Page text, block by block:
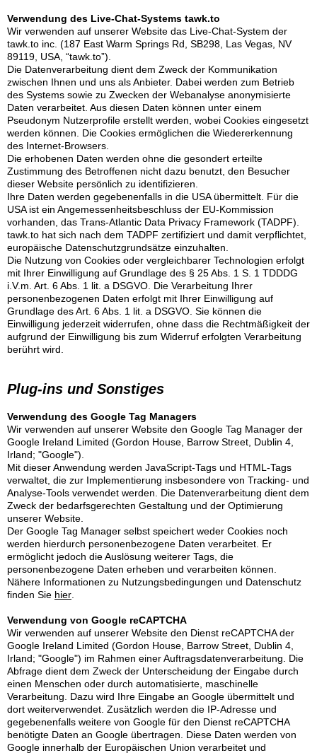
Verwendung des Live-Chat-Systems tawk.to
Wir verwenden auf unserer Website das Live-Chat-System der
tawk.to inc. (187 East Warm Springs Rd, SB298, Las Vegas, NV
89119, USA, “tawk.to”).
Die Datenverarbeitung dient dem Zweck der Kommunikation
zwischen Ihnen und uns als Anbieter. Dabei werden zum Betrieb
des Systems sowie zu Zwecken der Webanalyse anonymisierte
Daten verarbeitet. Aus diesen Daten können unter einem
Pseudonym Nutzerprofile erstellt werden, wobei Cookies eingesetzt
werden können. Die Cookies ermöglichen die Wiedererkennung
des Internet-Browsers.
Die erhobenen Daten werden ohne die gesondert erteilte
Zustimmung des Betroffenen nicht dazu benutzt, den Besucher
dieser Website persönlich zu identifizieren.
Ihre Daten werden gegebenenfalls in die USA übermittelt. Für die
USA ist ein Angemessenheitsbeschluss der EU-Kommission
vorhanden, das Trans-Atlantic Data Privacy Framework (TADPF).
tawk.to hat sich nach dem TADPF zertifiziert und damit verpflichtet,
europäische Datenschutzgrundsätze einzuhalten.
Die Nutzung von Cookies oder vergleichbarer Technologien erfolgt
mit Ihrer Einwilligung auf Grundlage des § 25 Abs. 1 S. 1 TDDDG
i.V.m. Art. 6 Abs. 1 lit. a DSGVO. Die Verarbeitung Ihrer
personenbezogenen Daten erfolgt mit Ihrer Einwilligung auf
Grundlage des Art. 6 Abs. 1 lit. a DSGVO. Sie können die
Einwilligung jederzeit widerrufen, ohne dass die Rechtmäßigkeit der
aufgrund der Einwilligung bis zum Widerruf erfolgten Verarbeitung
berührt wird.
Plug-ins und Sonstiges
Verwendung des Google Tag Managers
Wir verwenden auf unserer Website den Google Tag Manager der
Google Ireland Limited (Gordon House, Barrow Street, Dublin 4,
Irland; "Google").
Mit dieser Anwendung werden JavaScript-Tags und HTML-Tags
verwaltet, die zur Implementierung insbesondere von Tracking- und
Analyse-Tools verwendet werden. Die Datenverarbeitung dient dem
Zweck der bedarfsgerechten Gestaltung und der Optimierung
unserer Website.
Der Google Tag Manager selbst speichert weder Cookies noch
werden hierdurch personenbezogene Daten verarbeitet. Er
ermöglicht jedoch die Auslösung weiterer Tags, die
personenbezogene Daten erheben und verarbeiten können.
Nähere Informationen zu Nutzungsbedingungen und Datenschutz
finden Sie hier
Verwendung von Google reCAPTCHA
Wir verwenden auf unserer Website den Dienst reCAPTCHA der
Google Ireland Limited (Gordon House, Barrow Street, Dublin 4,
Irland; "Google") im Rahmen einer Auftragsdatenverarbeitung. Die
Abfrage dient dem Zweck der Unterscheidung der Eingabe durch
einen Menschen oder durch automatisierte, maschinelle
Verarbeitung. Dazu wird Ihre Eingabe an Google übermittelt und
dort weiterverwendet. Zusätzlich werden die IP-Adresse und
gegebenenfalls weitere von Google für den Dienst reCAPTCHA
benötigte Daten an Google übertragen. Diese Daten werden von
Google innerhalb der Europäischen Union verarbeitet und